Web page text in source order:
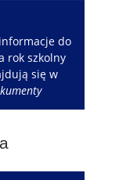
do
rok szkolny
się w